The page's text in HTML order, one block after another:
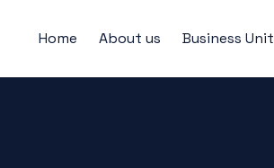
Home About us Business Unit